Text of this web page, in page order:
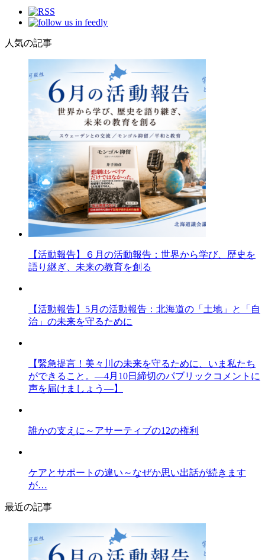
人気の記事
【活動報告】６月の活動報告：世界から学び、歴史を
語り継ぎ、未来の教育を創る
【活動報告】5月の活動報告：北海道の「土地」と「自
治」の未来を守るために
【緊急提言！美々川の未来を守るために、いま私たち
ができること。―4月10日締切のパブリックコメントに
声を届けましょう―】
誰かの支えに～アサーティブの12の権利
ケアとサポートの違い～なぜか思い出話が続きます
が…
最近の記事